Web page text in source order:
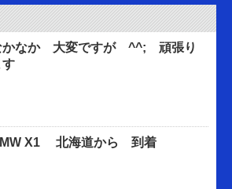
かなか 大変ですが ^^; 頑張り
す
X1 北海道から 到着